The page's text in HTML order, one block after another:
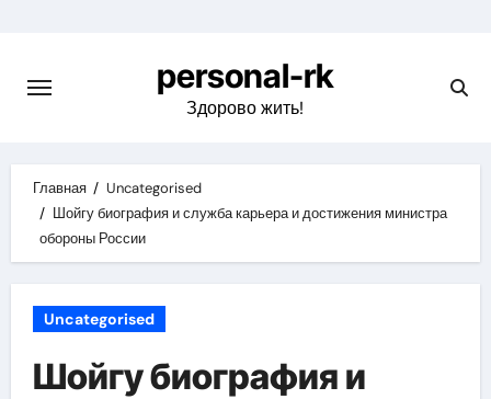
содержимому
personal-rk
Здорово жить!
Главная
Uncategorised
Шойгу биография и служба карьера и достижения министра
обороны России
Uncategorised
Шойгу биография и